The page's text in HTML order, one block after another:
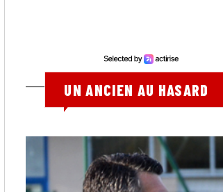
UN ANCIEN AU HASARD